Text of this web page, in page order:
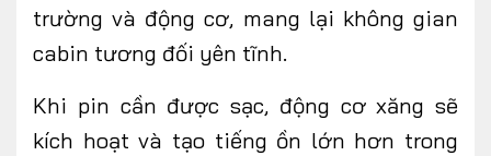
trường và động cơ, mang lại không gian
cabin tương đối yên tĩnh.
Khi pin cần được sạc, động cơ xăng sẽ
kích hoạt và tạo tiếng ồn lớn hơn trong